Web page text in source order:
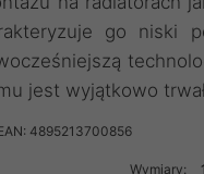
go niski
jest wyjątkowo
4895213700856
Wymiary: